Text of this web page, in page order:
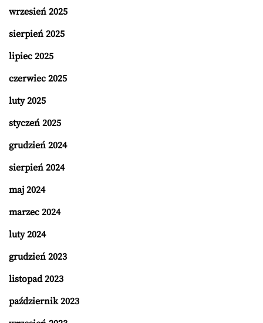
wrzesień 2025
sierpień 2025
lipiec 2025
czerwiec 2025
luty 2025
styczeń 2025
grudzień 2024
sierpień 2024
maj 2024
marzec 2024
luty 2024
grudzień 2023
listopad 2023
październik 2023